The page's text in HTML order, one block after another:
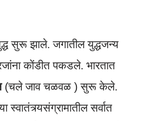
सुरू झाले. जगातील युद्धजन्य
कोंडीत पकडले. भारतात
(चले जाव चळवळ ) सुरू केले.
स्वातंत्र्यसंग्रामातील सर्वात